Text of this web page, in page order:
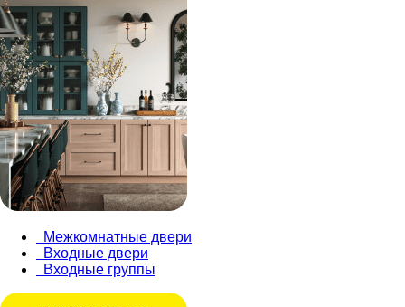
Межкомнатные двери
Входные двери
Входные группы